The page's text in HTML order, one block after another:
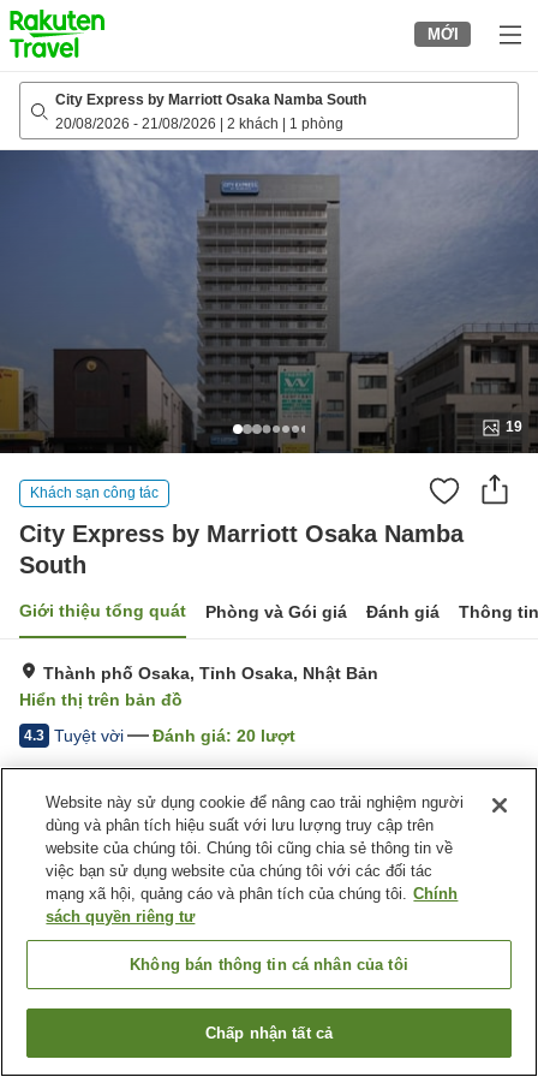
to
top
page
MỚI
City Express by Marriott Osaka Namba South
20/08/2026 - 21/08/2026 2 khách 1 phòng
19
Khách sạn công tác
City Express by Marriott Osaka Namba
South
Giới thiệu tổng quát Phòng và Gói giá Đánh giá Thông
Thành phố Osaka, Tỉnh Osaka, Nhật Bản
Hiển thị trên bản đồ
4.3 Tuyệt vời Đánh giá: 20 lượt
Trang chủ Nhật Bản Tỉnh Osaka
Thành phố Osaka
City Express by Marriott Osaka Namba South
Tìm phòng trống
Website này sử dụng cookie để nâng cao trải nghiệm người
dùng và phân tích hiệu suất với lưu lượng truy cập trên
website của chúng tôi. Chúng tôi cũng chia sẻ thông tin về
việc bạn sử dụng website của chúng tôi với các đối tác
mạng xã hội, quảng cáo và phân tích của chúng tôi. Chính
sách quyền riêng tư
Không bán thông tin cá nhân của tôi
Chấp nhận tất cả